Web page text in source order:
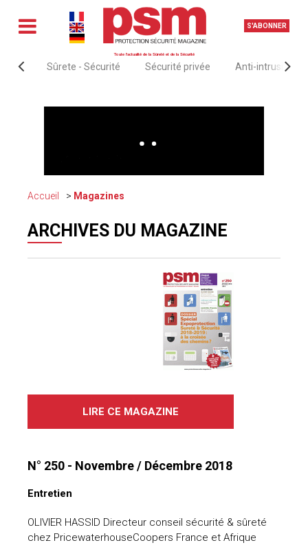
S'ABONNER
Toute l'actualité de la Sûreté et de la Sécurité
Sûrete - Sécurité Sécurité privée Anti-intrusion &
Accueil Magazines
ARCHIVES DU MAGAZINE
N° 250 - Novembre / Décembre 2018
Entretien
OLIVIER HASSID Directeur conseil sécurité & sûreté
chez PricewaterhouseCoopers France et Afrique
LIRE CE MAGAZINE